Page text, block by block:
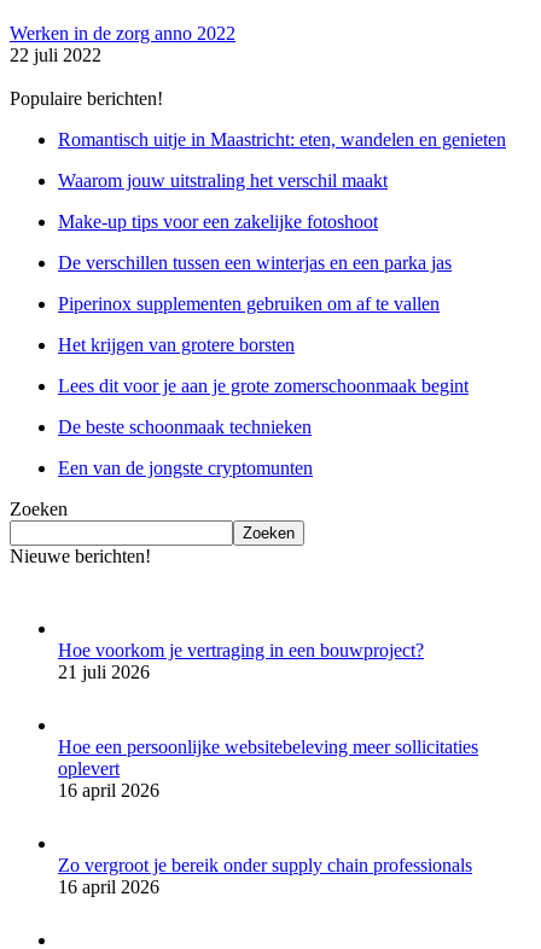
Werken in de zorg anno 2022
22 juli 2022
Populaire berichten!
Romantisch uitje in Maastricht: eten, wandelen en genieten
Waarom jouw uitstraling het verschil maakt
Make-up tips voor een zakelijke fotoshoot
De verschillen tussen een winterjas en een parka jas
Piperinox supplementen gebruiken om af te vallen
Het krijgen van grotere borsten
Lees dit voor je aan je grote zomerschoonmaak begint
De beste schoonmaak technieken
Een van de jongste cryptomunten
Zoeken
Zoeken
Nieuwe berichten!
Hoe voorkom je vertraging in een bouwproject?
21 juli 2026
Hoe een persoonlijke websitebeleving meer sollicitaties
oplevert
16 april 2026
Zo vergroot je bereik onder supply chain professionals
16 april 2026